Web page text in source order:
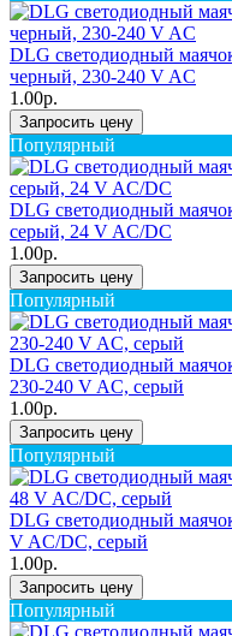
DLG светодиодный
черный, 230-240 V AC
1.00р.
Запросить цену
Популярный
DLG светодиодный
серый, 24 V AC/DC
1.00р.
Запросить цену
Популярный
DLG светодиодный
230-240 V AC, серый
1.00р.
Запросить цену
Популярный
DLG светодиодный
V AC/DC, серый
1.00р.
Запросить цену
Популярный